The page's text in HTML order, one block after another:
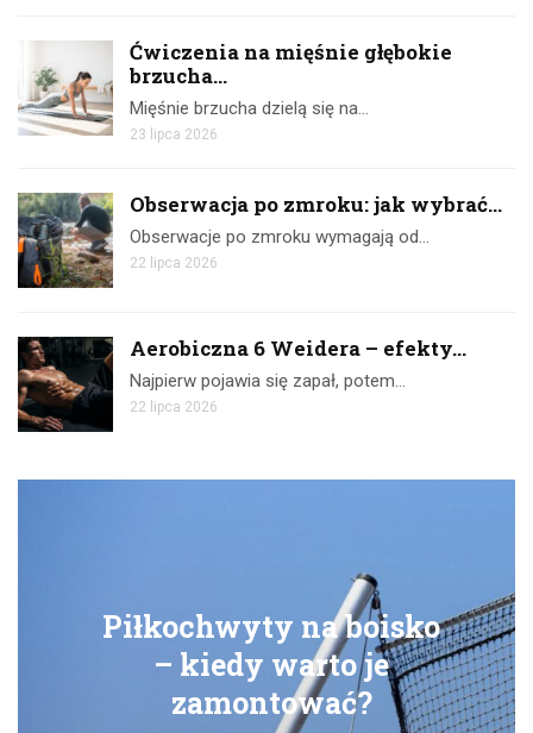
Ćwiczenia na mięśnie głębokie
brzucha...
Mięśnie brzucha dzielą się na…
23 lipca 2026
Obserwacja po zmroku: jak wybrać...
Obserwacje po zmroku wymagają od…
22 lipca 2026
Aerobiczna 6 Weidera – efekty...
Najpierw pojawia się zapał, potem…
22 lipca 2026
na boisko
Ćwiczenia z
skuteczny